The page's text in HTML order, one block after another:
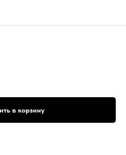
в корзину